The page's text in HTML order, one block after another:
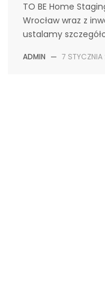
TO BE Home
Wrocław wraz z
ustalamy
ADMIN — 7 STYCZNIA